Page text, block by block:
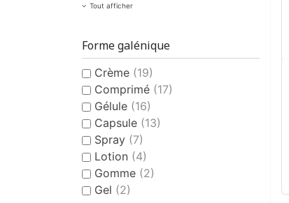
Tout afficher
Forme galénique
Crème (19)
Comprimé (17)
Gélule (16)
Capsule (13)
Spray (7)
Lotion (4)
Gomme (2)
Gel (2)